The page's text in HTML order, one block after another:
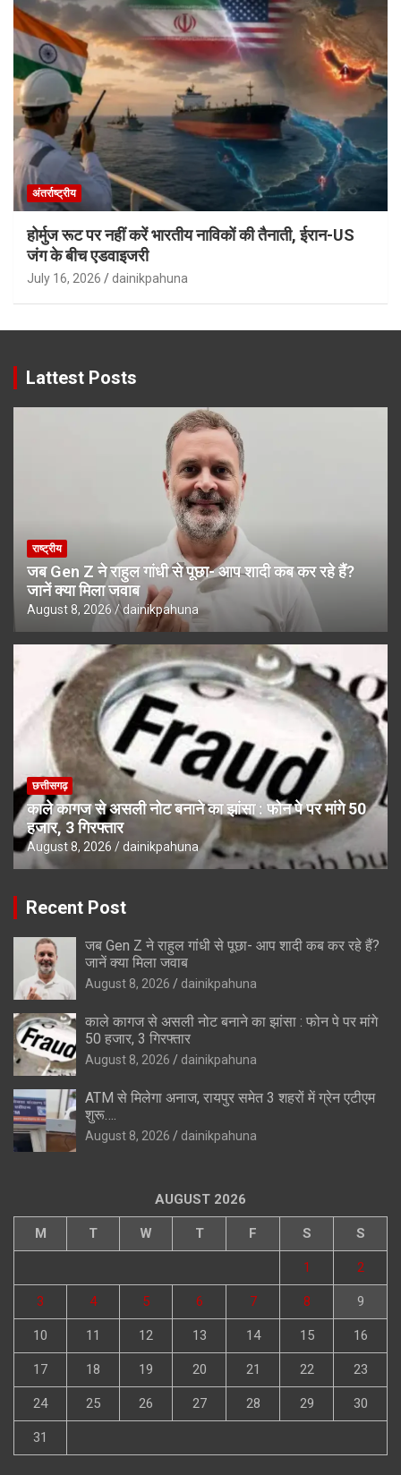
अंतर्राष्ट्रीय
होर्मुज रूट पर नहीं करें भारतीय नाविकों की तैनाती, ईरान-US
जंग के बीच एडवाइजरी
July 16, 2026 dainikpahuna
Lattest Posts
राष्ट्रीय
जब Gen Z ने राहुल गांधी से पूछा- आप शादी कब कर रहे हैं?
जानें क्या मिला जवाब
August 8, 2026 dainikpahuna
छत्तीसगढ़
काले कागज से असली नोट बनाने का झांसा : फोन पे पर मांगे 50
हजार, 3 गिरफ्तार
August 8, 2026 dainikpahuna
Recent Post
जब Gen Z ने राहुल गांधी से पूछा- आप शादी कब कर रहे हैं?
जानें क्या मिला जवाब
August 8, 2026 dainikpahuna
काले कागज से असली नोट बनाने का झांसा : फोन पे पर मांगे
50 हजार, 3 गिरफ्तार
August 8, 2026 dainikpahuna
ATM से मिलेगा अनाज, रायपुर समेत 3 शहरों में ग्रेन एटीएम
शुरू….
August 8, 2026 dainikpahuna
AUGUST 2026
M T W T F S S
1 2
3 4 5 6 7 8 9
10 11 12 13 14 15 16
17 18 19 20 21 22 23
24 25 26 27 28 29 30
31